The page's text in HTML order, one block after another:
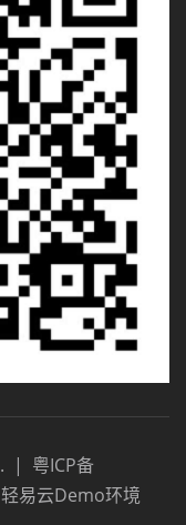
. | 粤ICP备
轻易云Demo环境